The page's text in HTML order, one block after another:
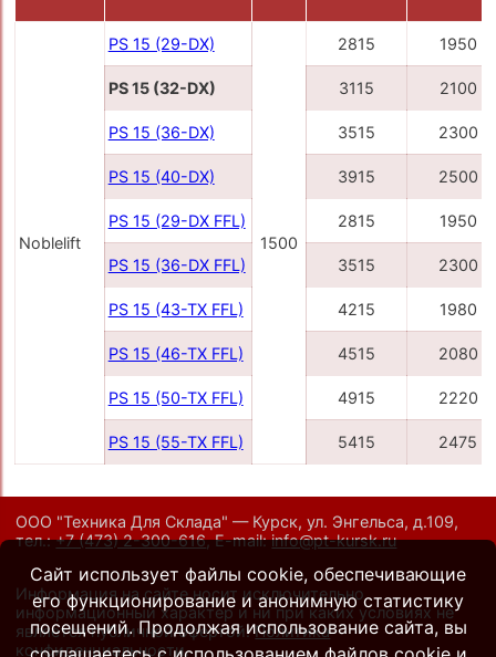
Noblelift
PS 15 (29-DX)
1500
2815 1950
PS 15 (32-DX) 3115 2100
PS 15 (36-DX) 3515 2300
PS 15 (40-DX) 3915 2500
PS 15 (29-DX FFL) 2815 1950
PS 15 (36-DX FFL) 3515 2300
PS 15 (43-TX FFL) 4215 1980
PS 15 (46-TX FFL) 4515 2080
PS 15 (50-TX FFL) 4915 2220
PS 15 (55-TX FFL) 5415 2475
ООО "Техника Для Склада" — Курск, ул. Энгельса, д.109,
тел.:+7 (473) 2-300-616,E-mail:info@pt-kursk.ru
Информация на сайте носит исключительно
информационный характер и ни при каких условиях не
является публичной офертой.Политика
конфиденциальности.
Сайт использует файлы cookie, обеспечивающие
его функционирование и анонимную статистику
посещений. Продолжая использование сайта, вы